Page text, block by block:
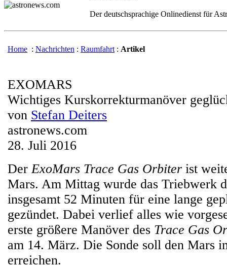
Der deutschsprachige Onlinedienst für
Home : Nachrichten : Raumfahrt : Artikel
EXOMARS
Wichtiges Kurskorrekturmanöver
von Stefan Deiters
astronews.com
28. Juli 2016
DerExoMars Trace Gas Orbiter ist
Mars. Am Mittag wurde das Triebwerk
insgesamt 52 Minuten für eine lange
gezündet. Dabei verlief alles wie
erste größere Manöver des Trace Gas
am 14. März. Die Sonde soll den Mars
erreichen.